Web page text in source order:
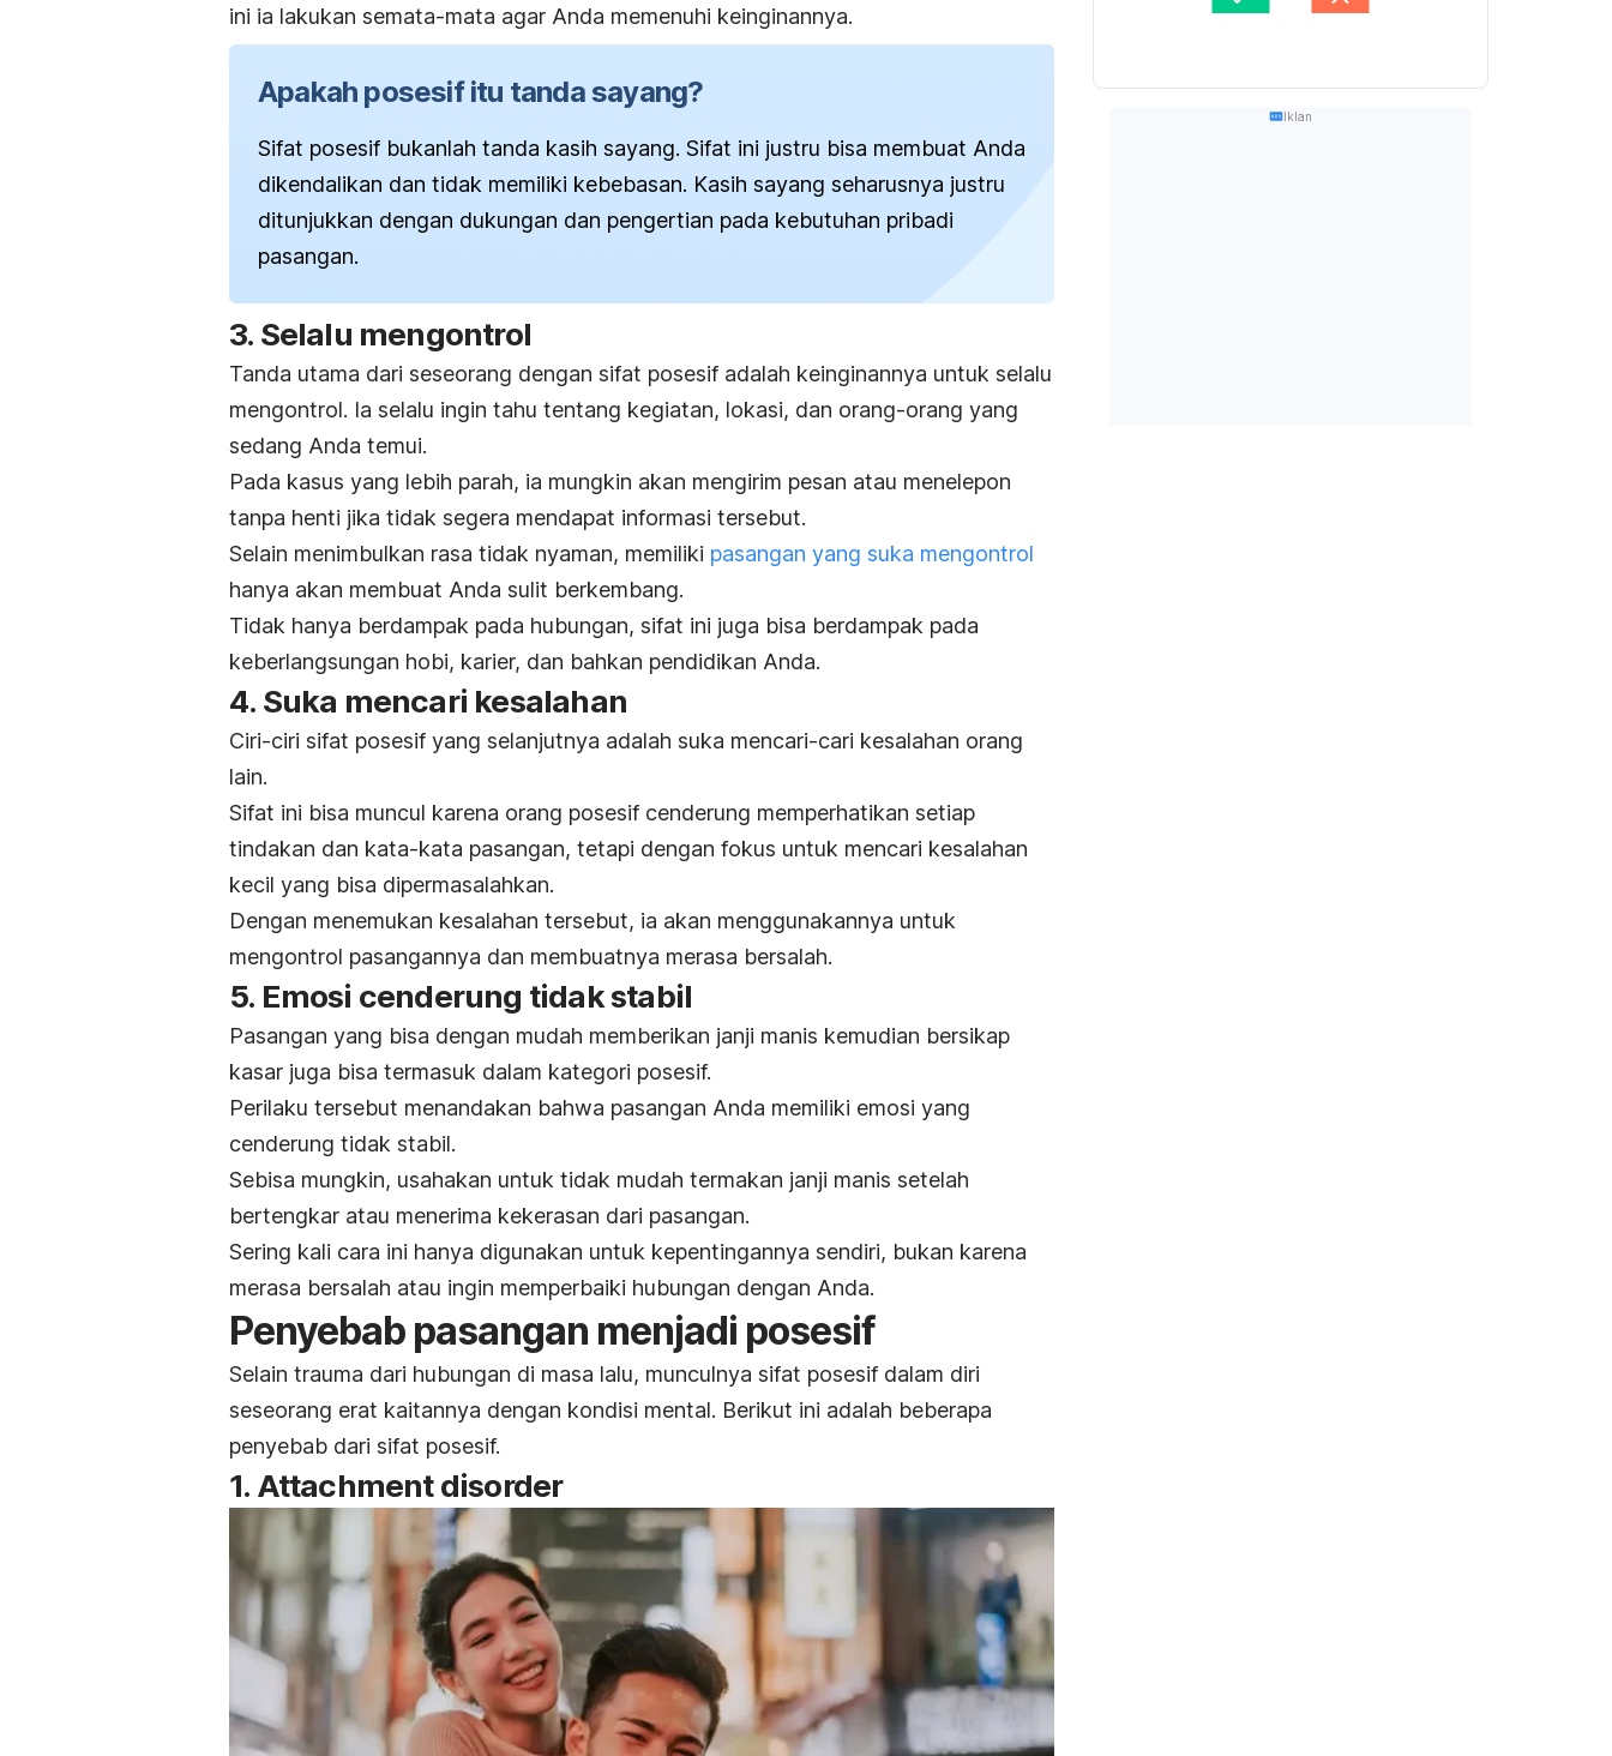
ini ia lakukan semata-mata agar Anda memenuhi keinginannya.
Apakah posesif itu tanda sayang?
Sifat posesif bukanlah tanda kasih sayang. Sifat ini justru bisa membuat Anda
dikendalikan dan tidak memiliki kebebasan. Kasih sayang seharusnya justru
ditunjukkan dengan dukungan dan pengertian pada kebutuhan pribadi
pasangan.
3. Selalu mengontrol
Tanda utama dari seseorang dengan sifat posesif adalah keinginannya untuk selalu
mengontrol. Ia selalu ingin tahu tentang kegiatan, lokasi, dan orang-orang yang
sedang Anda temui.
Pada kasus yang lebih parah, ia mungkin akan mengirim pesan atau menelepon
tanpa henti jika tidak segera mendapat informasi tersebut.
Selain menimbulkan rasa tidak nyaman, memiliki pasangan yang suka mengontrol
hanya akan membuat Anda sulit berkembang.
Tidak hanya berdampak pada hubungan, sifat ini juga bisa berdampak pada
keberlangsungan hobi, karier, dan bahkan pendidikan Anda.
4. Suka mencari kesalahan
Ciri-ciri sifat posesif yang selanjutnya adalah suka mencari-cari kesalahan orang
lain.
Sifat ini bisa muncul karena orang posesif cenderung memperhatikan setiap
tindakan dan kata-kata pasangan, tetapi dengan fokus untuk mencari kesalahan
kecil yang bisa dipermasalahkan.
Dengan menemukan kesalahan tersebut, ia akan menggunakannya untuk
mengontrol pasangannya dan membuatnya merasa bersalah.
5. Emosi cenderung tidak stabil
Pasangan yang bisa dengan mudah memberikan janji manis kemudian bersikap
kasar juga bisa termasuk dalam kategori posesif.
Perilaku tersebut menandakan bahwa pasangan Anda memiliki emosi yang
cenderung tidak stabil.
Sebisa mungkin, usahakan untuk tidak mudah termakan janji manis setelah
bertengkar atau menerima kekerasan dari pasangan.
Sering kali cara ini hanya digunakan untuk kepentingannya sendiri, bukan karena
merasa bersalah atau ingin memperbaiki hubungan dengan Anda.
Penyebab pasangan menjadi posesif
Selain trauma dari hubungan di masa lalu, munculnya sifat posesif dalam diri
seseorang erat kaitannya dengan kondisi mental. Berikut ini adalah beberapa
penyebab dari sifat posesif.
1. Attachment disorder
Iklan